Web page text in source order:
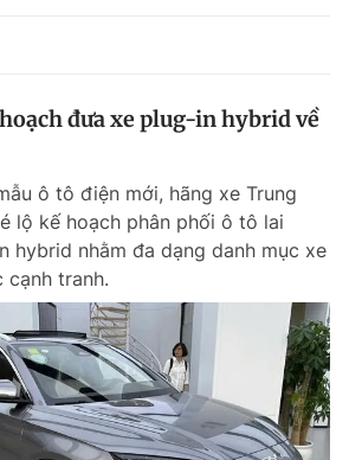
đưa xe plug-in hybrid về
ô tô điện mới, hãng xe Trung
lộ kế hoạch phân phối ô tô lai
hybrid nhằm đa dạng danh mục xe
tranh.